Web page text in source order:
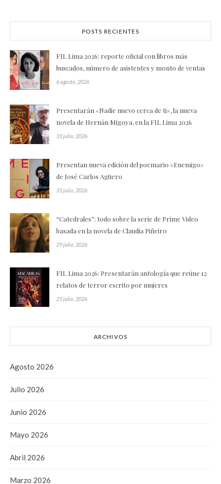
POSTS RECIENTES
FIL Lima 2026: reporte oficial con libros más
buscados, número de asistentes y monto de ventas
6 agosto, 2026
Presentarán «Nadie nuevo cerca de ti», la nueva
novela de Hernán Migoya, en la FIL Lima 2026
31 julio, 2026
Presentan nueva edición del poemario «Enemigo»
de José Carlos Agüero
31 julio, 2026
“Catedrales”: todo sobre la serie de Prime Video
basada en la novela de Claudia Piñeiro
29 julio, 2026
FIL Lima 2026: Presentarán antología que reúne 12
relatos de terror escrito por mujeres
25 julio, 2026
ARCHIVOS
Agosto 2026
Julio 2026
Junio 2026
Mayo 2026
Abril 2026
Marzo 2026